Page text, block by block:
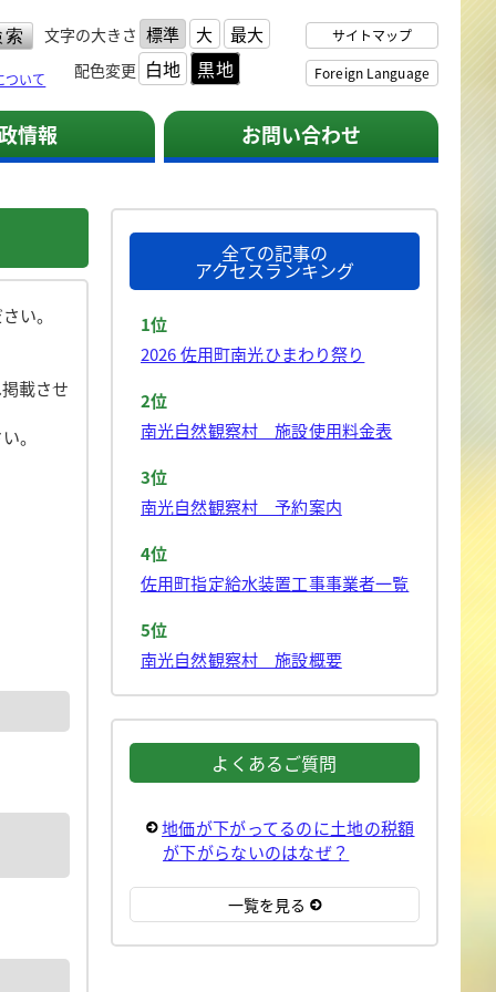
文字の大きさ 標準 大 最大
配色変更 白地 黒地
サイトマップ
Foreign Language
ついて
情報 お問い合わせ
い。
載させ
。
全ての記事の
アクセスランキング
1位
2026 佐用町南光ひまわり祭り
2位
南光自然観察村 施設使用料金表
3位
南光自然観察村 予約案内
4位
佐用町指定給水装置工事事業者一覧
5位
南光自然観察村 施設概要
よくあるご質問
地価が下がってるのに土地の税額
が下がらないのはなぜ？
一覧を見る